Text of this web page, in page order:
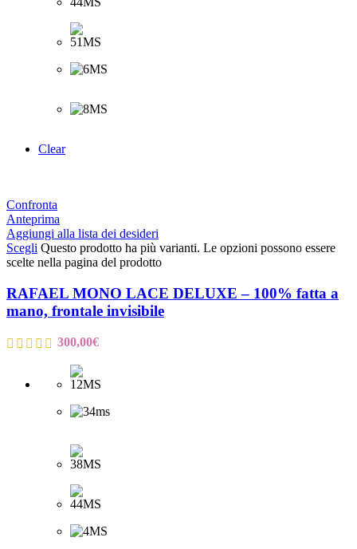
Clear
Confronta
Anteprima
Aggiungi alla lista dei desideri
Scegli Questo prodotto ha più varianti. Le opzioni possono essere
scelte nella pagina del prodotto
RAFAEL MONO LACE DELUXE – 100% fatta a
mano, frontale invisibile
300,00€